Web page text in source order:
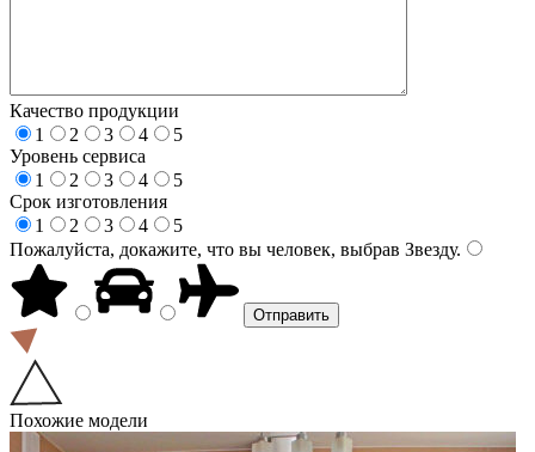
Качество продукции
1
2 3 4
5
Уровень сервиса
1
2 3 4
5
Срок изготовления
1
2 3 4
5
Пожалуйста, докажите, что вы человек, выбрав Звезду.
Похожие модели